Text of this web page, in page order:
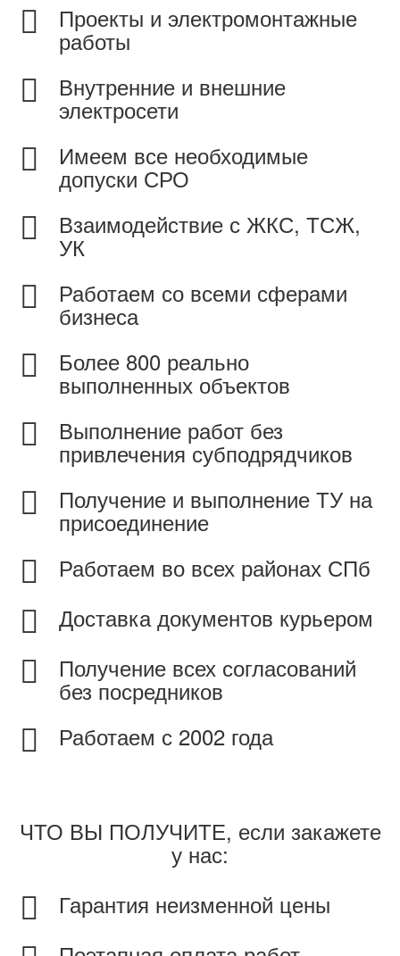
Проекты и электромонтажные
работы
Внутренние и внешние
электросети
Имеем все необходимые
допуски СРО
Взаимодействие с ЖКС, ТСЖ,
УК
Работаем со всеми сферами
бизнеса
Более 800 реально
выполненных объектов
Выполнение работ без
привлечения субподрядчиков
Получение и выполнение ТУ на
присоединение
Работаем во всех районах СПб
Доставка документов курьером
Получение всех согласований
без посредников
Работаем с 2002 года
ЧТО ВЫ ПОЛУЧИТЕ, если закажете
у нас:
Гарантия неизменной цены